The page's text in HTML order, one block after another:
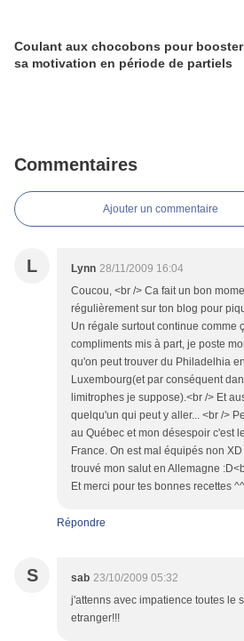
Coulant aux chocobons pour booster
sa motivation en période de partiels
Commentaires
Ajouter un commentaire
L Lynn 28/11/2009 16:04
Coucou, <br /> Ca fait un bon
régulièrement sur ton blog pour
Un régale surtout continue comme
compliments mis à part, je poste
qu'on peut trouver du Philadelhia
Luxembourg(et par conséquent
limitrophes je suppose).<br /> Et
quelqu'un qui peut y aller... <br />
au Québec et mon désespoir c'est
France. On est mal équipés non
trouvé mon salut en Allemagne
Et merci pour tes bonnes recettes ^^
Répondre
S sab 23/10/2009 05:32
j'attenns avec impatience toutes le
etranger!!!